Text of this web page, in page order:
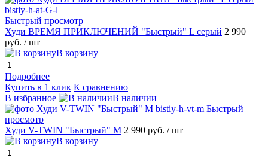
Быстрый просмотр
Худи ВРЕМЯ ПРИКЛЮЧЕНИЙ "Быстрый" L серый 2 990
руб. / шт
В корзину
Подробнее
Купить в 1 клик К сравнению
В избранное
В наличии
Быстрый
просмотр
Худи V-TWIN "Быстрый" M 2 990 руб. / шт
В корзину